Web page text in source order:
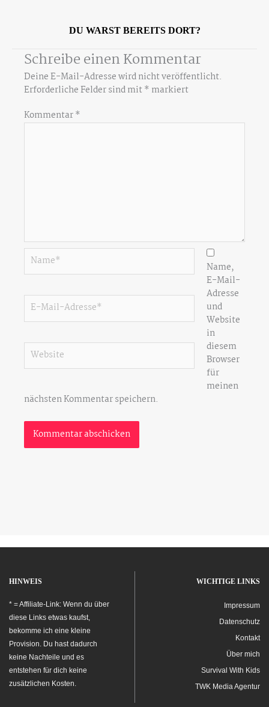
DU WARST BEREITS DORT?
Schreibe einen Kommentar
Deine E-Mail-Adresse wird nicht veröffentlicht.
Erforderliche Felder sind mit* markiert
Kommentar*
Name*
E-
Mail-
Website
Name,
E-Mail-
Adresse
und
Website
in
diesem
Browser
für
meinen
nächsten Kommentar speichern.
HINWEIS
* = Affiliate-Link: Wenn du über
diese Links etwas kaufst,
bekomme ich eine kleine
Provision. Du hast dadurch
keine Nachteile und es
entstehen für dich keine
zusätzlichen Kosten.
WICHTIGE LINKS
Impressum
Datenschutz
Kontakt
Über mich
Survival With Kids
TWK Media Agentur